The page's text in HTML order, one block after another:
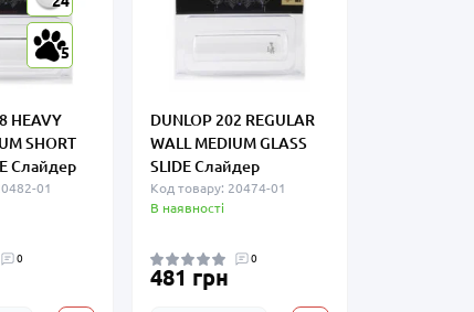
5
HEAVY
SHORT
Слайдер
01
0
DUNLOP 202 REGULAR
WALL MEDIUM GLASS
SLIDE Слайдер
Код товару: 20474-01
В наявності
0
481 грн